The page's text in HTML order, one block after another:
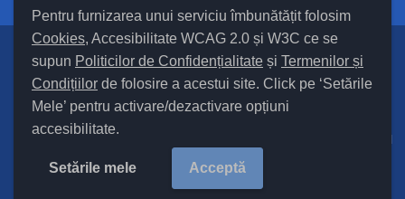
Pentru furnizarea unui serviciu îmbunătățit folosim
Cookies, Accesibilitate WCAG 2.0 și W3C ce se
supun Politicilor de Confidențialitate și Termenilor și
Condițiilor de folosire a acestui site. Click pe ‘Setările
Mele’ pentru activare/dezactivare opțiuni
accesibilitate.
Setările mele Acceptă
Setări Cookies și Accesibilitate
Cod Județ 24 / Județul Iași / Tipul UAT – 14 – C – Comună / Codul
SIRUTA al Unității Administrativ Teritoriale COMUNA Mironeasa
97875/ |Site Vechi